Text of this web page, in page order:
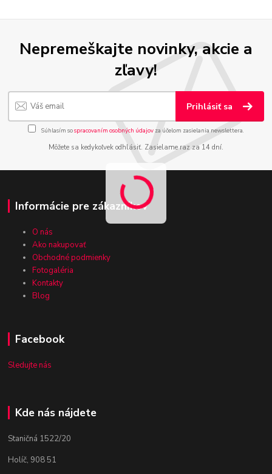
Nepremeškajte novinky, akcie a
zľavy!
Prihlásiť sa
Súhlasím sospracovaním osobných údajov za účelom zasielania newslettera.
Môžete sa kedykoľvek odhlásiť. Zasielame raz za 14 dní.
Informácie pre zákazníkov
O nás
Ako nakupovať
Obchodné podmienky
Fotogaléria
Kontakty
Blog
Facebook
Sledujte nás
Kde nás nájdete
Staničná 1522/20
Holíč, 908 51